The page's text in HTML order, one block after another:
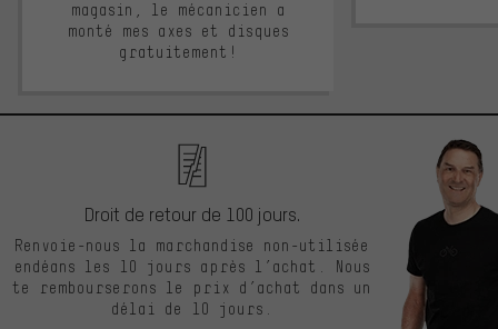
magasin, le mécanicien a
monté mes axes et disques
gratuitement!
Droit de retour de 100 jours.
Renvoie-nous la marchandise non-utilisée
endéans les 10 jours après l’achat. Nous
te rembourserons le prix d’achat dans un
délai de 10 jours.